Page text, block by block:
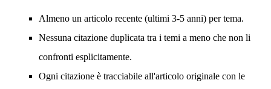
Almeno un articolo recente (ultimi 3-5 anni) per tema.
Nessuna citazione duplicata tra i temi a meno che non li
confronti esplicitamente.
Ogni citazione è tracciabile all'articolo originale con le